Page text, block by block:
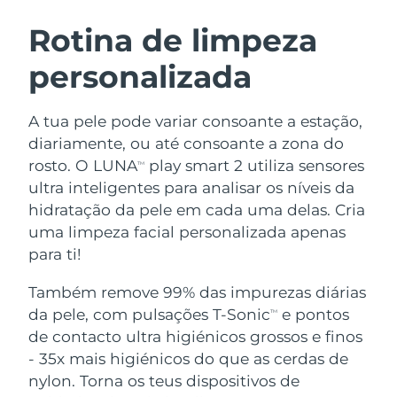
Rotina de limpeza
personalizada
A tua pele pode variar consoante a estação,
diariamente, ou até consoante a zona do
rosto. O LUNATM
play smart 2 utiliza sensores
ultra inteligentes para analisar os níveis da
hidratação da pele em cada uma delas. Cria
uma limpeza facial personalizada apenas
para ti!
Também remove 99% das impurezas diárias
da pele, com pulsações T-SonicTM
e pontos
de contacto ultra higiénicos grossos e finos
- 35x mais higiénicos do que as cerdas de
nylon. Torna os teus dispositivos de
LUNA™ 4 kit
Anti-aging massage
LUNA™ 4 Plus
LUNA™ 4 Men
For men, anti-aging massage
BEAR™ 2 kit
Microcurrent toning
BEAR™ 2 go
BEAR™ 2 eyes & lips
Microcurrent line smoothing device
Hidratação
UFO™ 3 kit
UFO™ 3 LED
Near-infrared and red light therapy
device
Cuidado oral
issa™ 4 plus
Smart hybrid silicone sonic toothbrush
TRATAMENTO ANTIENVELHECIMENTO
FAQ™
Antienvelhecimento Tratamentos LED
NEW
Áustria
Barein Entrega prevista
Bélgica
Bermudas Entrega prevista8/16/26
Bósnia e
Herzegovina
Entrega prevista 8/13/26
Brunei
Bulgária Entrega prevista8/10/26
Canadá Entrega prevista 8/14/26
Chile Entrega prevista